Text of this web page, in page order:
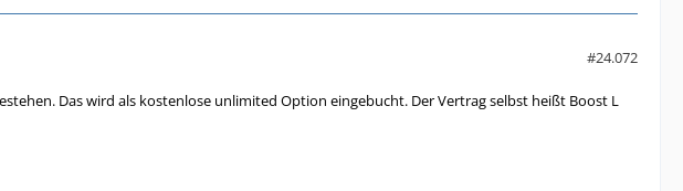
#24.072
Das wird als kostenlose unlimited Option eingebucht. Der Vertrag selbst heißt Boost L